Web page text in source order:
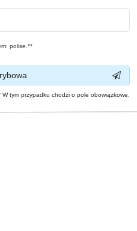
polise.**
W tym przypadku chodzi o pole obowiązkowe.